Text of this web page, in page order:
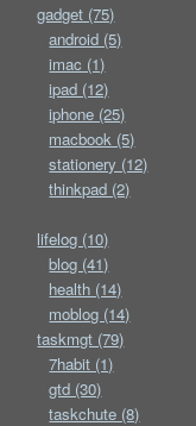
gadget (75)
android (5)
imac (1)
ipad (12)
iphone (25)
macbook (5)
stationery (12)
thinkpad (2)
lifelog (10)
blog (41)
health (14)
moblog (14)
taskmgt (79)
7habit (1)
gtd (30)
taskchute (8)